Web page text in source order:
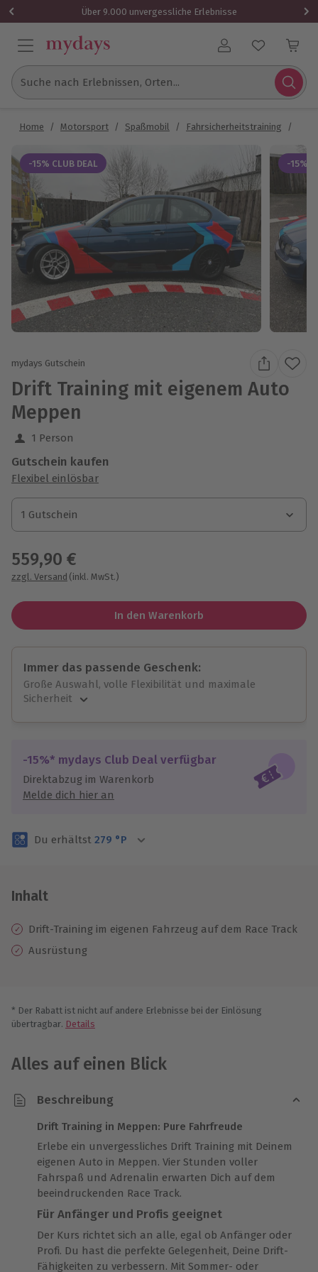
Über 9.000 unvergessliche Erlebnisse
Benutzerkonto
Suche nach Erlebnissen, Orten...
Home / Motorsport / Spaßmobil / Fahrsicherheitstraining /
-15% CLUB DEAL -15%
mydays Gutschein
Drift Training mit eigenem Auto
Meppen
1 Person
Gutschein kaufen
Flexibel einlösbar
1 Gutschein
1 Gutschein
1 Gutschein
559,90 €
zzgl. Versand (inkl. MwSt.)
In den Warenkorb
Immer das passende Geschenk:
Große Auswahl, volle Flexibilität und maximale
Sicherheit
Jeder Gutschein für alle Erlebnisse einlösbar.
Maximale Sicherheit
3 Jahre gültig & verlängerbar.
-15%* mydays Club Deal verfügbar
Direktabzug im Warenkorb
Melde dich hier an
Du erhältst 279 °P
Inhalt
Drift-Training im eigenen Fahrzeug auf dem Race Track
Ausrüstung
* Der Rabatt ist nicht auf andere Erlebnisse bei der Einlösung
übertragbar. Details
Alles auf einen Blick
Beschreibung
Drift Training in Meppen: Pure Fahrfreude
Erlebe ein unvergessliches Drift Training mit Deinem
eigenen Auto in Meppen. Vier Stunden voller
Fahrspaß und Adrenalin erwarten Dich auf dem
beeindruckenden Race Track.
Für Anfänger und Profis geeignet
Der Kurs richtet sich an alle, egal ob Anfänger oder
Profi. Du hast die perfekte Gelegenheit, Deine Drift-
Fähigkeiten zu verbessern. Mit Sommer- oder